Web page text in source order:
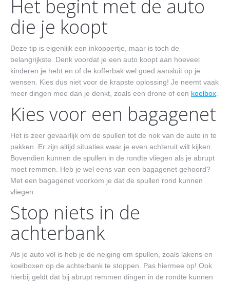
Het begint met de auto
die je koopt
Deze tip is eigenlijk een inkoppertje, maar is toch de
belangrijkste. Denk voordat je een auto koopt aan hoeveel
kinderen je hebt en of de kofferbak wel goed aansluit op je
wensen. Kies dus niet voor de krapste oplossing! Je neemt vaak
meer dingen mee dan je denkt, zoals een drone of een koelbox
Kies voor een bagagenet
Het is zeer gevaarlijk om de spullen tot de nok van de auto in te
pakken. Er zijn altijd situaties waar je even achteruit wilt kijken.
Bovendien kunnen de spullen in de rondte vliegen als je abrupt
moet remmen. Heb je wel eens van een bagagenet gehoord?
Met een bagagenet voorkom je dat de spullen rond kunnen
vliegen.
Stop niets in de
achterbank
Als je auto vol is heb je de neiging om spullen, zoals lakens en
koelboxen op de achterbank te stoppen. Pas hiermee op! Ook
hierbij geldt dat bij abrupt remmen dingen in de rondte kunnen